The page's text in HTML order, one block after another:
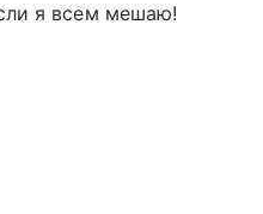
я всем мешаю!